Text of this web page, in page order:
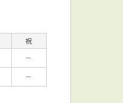
祝
－
－